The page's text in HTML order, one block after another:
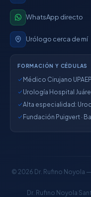
WhatsApp directo
Urólogo cerca de mí
FORMACIÓN Y CÉDULAS
Médico Cirujano UPAEP
Urología Hospital
Alta especialidad:
Fundación Puigvert ·
© 2026 Dr. Rufino Noyola
Dr. Rufino Noyola